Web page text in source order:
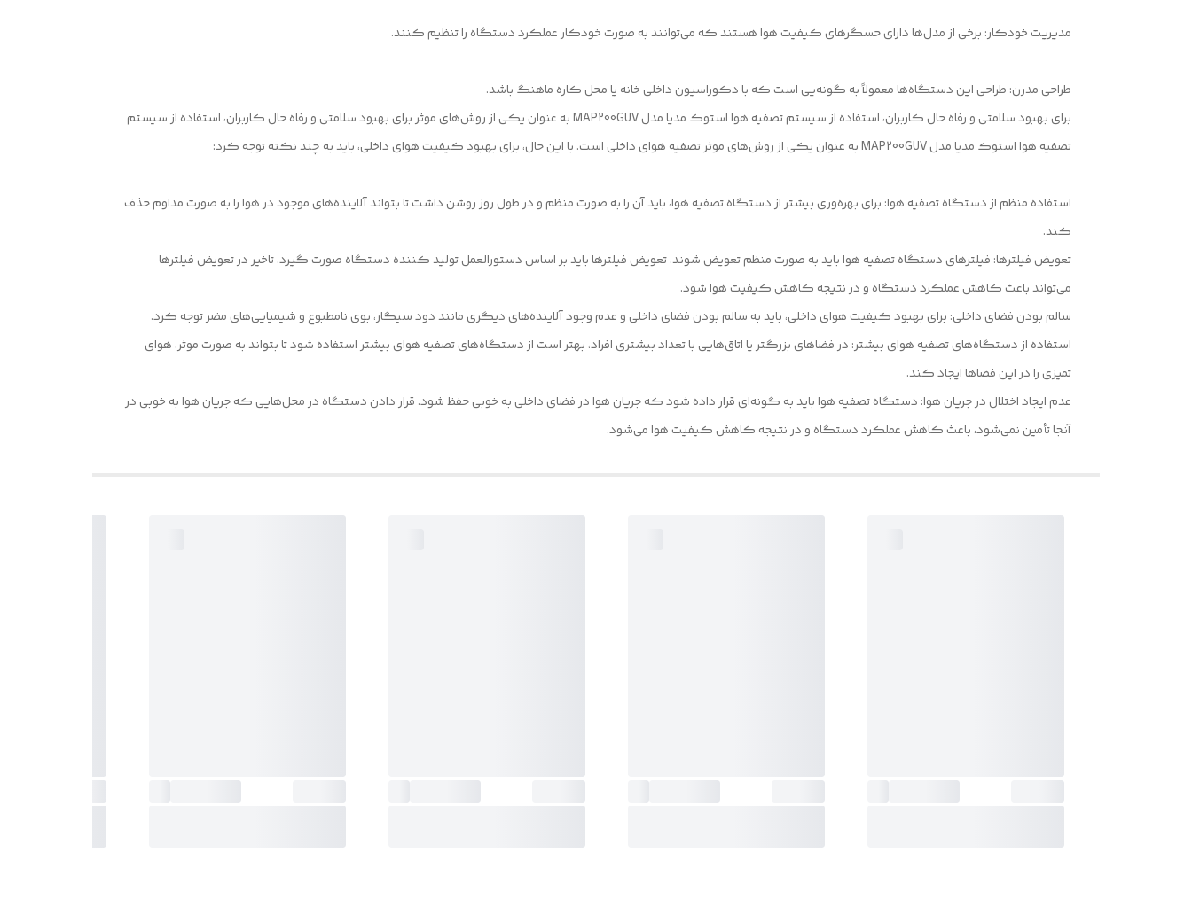
مدیریت خودکار: برخی از مدل‌ها دارای حسگرهای کیفیت هوا هستند که می‌توانند به صورت خودکار عملکرد دستگاه را تنظیم کنند.
طراحی مدرن: طراحی این دستگاه‌ها معمولاً به گونه‌یی است که با دکوراسیون داخلی خانه یا محل کاره ماهنگ باشد.
برای بهبود سلامتی و رفاه حال کاربران، استفاده از سیستم تصفیه هوا استوک مدیا مدل MAP200GUV به عنوان یکی از روش‌های موثر برای بهبود سلامتی و رفاه حال کاربران، استفاده از سیستم
تصفیه هوا استوک مدیا مدل MAP200GUV به عنوان یکی از روش‌های موثر تصفیه هوای داخلی است. با این حال، برای بهبود کیفیت هوای داخلی، باید به چند نکته توجه کرد:
استفاده منظم از دستگاه تصفیه هوا: برای بهره‌وری بیشتر از دستگاه تصفیه هوا، باید آن را به صورت منظم و در طول روز روشن داشت تا بتواند آلاینده‌های موجود در هوا را به صورت مداوم حذف
کند.
تعویض فیلترها: فیلترهای دستگاه تصفیه هوا باید به صورت منظم تعویض شوند. تعویض فیلترها باید بر اساس دستورالعمل تولید کننده دستگاه صورت گیرد. تاخیر در تعویض فیلترها
می‌تواند باعث کاهش عملکرد دستگاه و در نتیجه کاهش کیفیت هوا شود.
سالم بودن فضای داخلی: برای بهبود کیفیت هوای داخلی، باید به سالم بودن فضای داخلی و عدم وجود آلاینده‌های دیگری مانند دود سیگار، بوی نامطبوع و شیمیایی‌های مضر توجه کرد.
استفاده از دستگاه‌های تصفیه هوای بیشتر: در فضاهای بزرگتر یا اتاق‌هایی با تعداد بیشتری افراد، بهتر است از دستگاه‌های تصفیه هوای بیشتر استفاده شود تا بتواند به صورت موثر، هوای
تمیزی را در این فضاها ایجاد کند.
عدم ایجاد اختلال در جریان هوا: دستگاه تصفیه هوا باید به گونه‌ای قرار داده شود که جریان هوا در فضای داخلی به خوبی حفظ شود. قرار دادن دستگاه در محل‌هایی که جریان هوا به خوبی در
آنجا تأمین نمی‌شود، باعث کاهش عملکرد دستگاه و در نتیجه کاهش کیفیت هوا می‌شود.